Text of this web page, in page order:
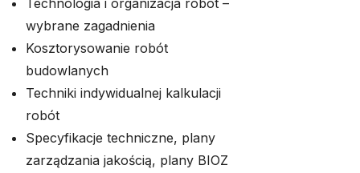
Technologia i organizacja robót –
wybrane zagadnienia
Kosztorysowanie robót
budowlanych
Techniki indywidualnej kalkulacji
robót
Specyfikacje techniczne, plany
zarządzania jakością, plany BIOZ